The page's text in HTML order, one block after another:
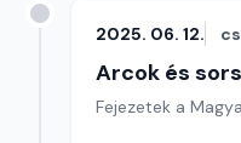
2025. 06. 12.
Arcok és
Fejezetek a